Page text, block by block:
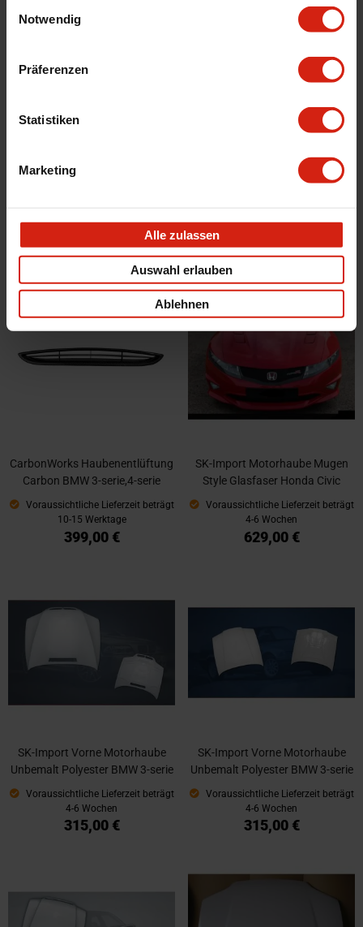
Notwendig
Präferenzen
Statistiken
Marketing
Alle zulassen
Auswahl erlauben
Ablehnen
Stahl Honda Civic
249,00 €
OEM-Parts Motorhaube OEM
Stahl Honda Civic Facelift 1999-
249,00 €
CarbonWorks Haubenentlüftung
Carbon BMW 3-serie,4-serie
Voraussichtliche Lieferzeit beträgt
10-15 Werktage
399,00 €
SK-Import Motorhaube Mugen
Style Glasfaser Honda Civic
Voraussichtliche Lieferzeit beträgt
4-6 Wochen
629,00 €
SK-Import Vorne Motorhaube
Unbemalt Polyester BMW 3-serie
Voraussichtliche Lieferzeit beträgt
4-6 Wochen
315,00 €
SK-Import Vorne Motorhaube
Unbemalt Polyester BMW 3-serie
Voraussichtliche Lieferzeit beträgt
4-6 Wochen
315,00 €